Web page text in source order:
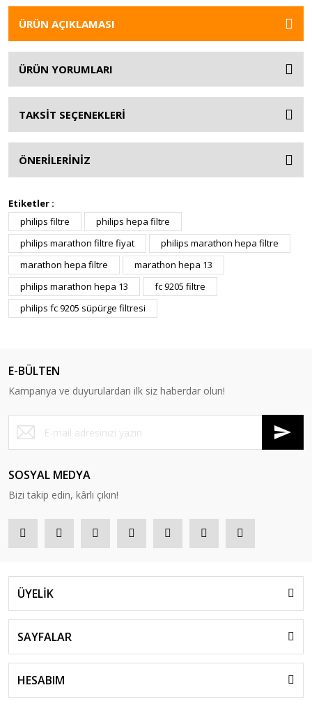
ÜRÜN AÇIKLAMASI
ÜRÜN YORUMLARI
TAKSİT SEÇENEKLERİ
ÖNERİLERİNİZ
Etiketler :
philips filtre
philips hepa filtre
philips marathon filtre fiyat
philips marathon hepa filtre
marathon hepa filtre
marathon hepa 13
philips marathon hepa 13
fc 9205 filtre
philips fc 9205 süpürge filtresi
E-BÜLTEN
Kampanya ve duyurulardan ilk siz haberdar olun!
SOSYAL MEDYA
Bizi takip edin, kârlı çıkın!
ÜYELİK
SAYFALAR
HESABIM